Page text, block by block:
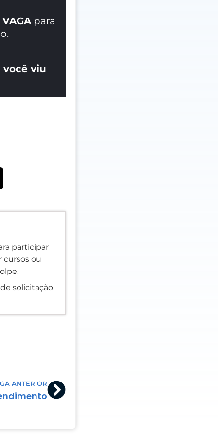
para
você viu
participar
cursos ou
solicitação,
ANTERIORNext